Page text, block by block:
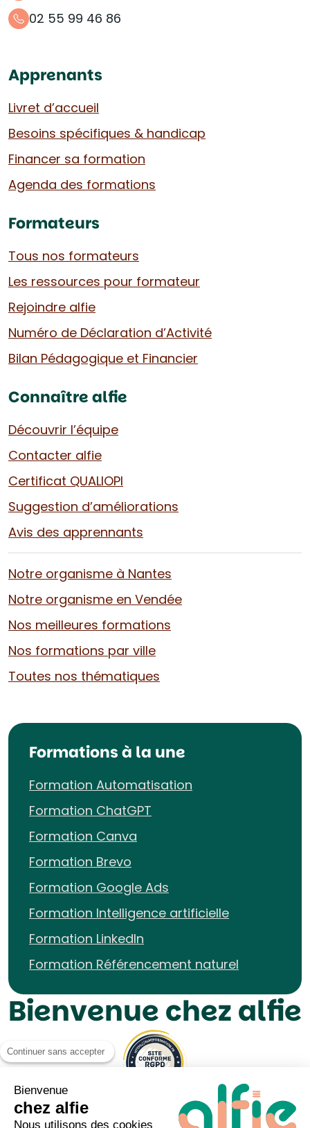
02 55 99 46 86
Apprenants
Livret d’accueil
Besoins spécifiques & handicap
Financer sa formation
Agenda des formations
Formateurs
Tous nos formateurs
Les ressources pour formateur
Rejoindre alfie
Numéro de Déclaration d’Activité
Bilan Pédagogique et Financier
Connaître alfie
Découvrir l’équipe
Contacter alfie
Certificat QUALIOPI
Suggestion d’améliorations
Avis des apprennants
Notre organisme à Nantes
Notre organisme en Vendée
Nos meilleures formations
Nos formations par ville
Toutes nos thématiques
Formations à la une
Formation Automatisation
Formation ChatGPT
Formation Canva
Formation Brevo
Formation Google Ads
Formation Intelligence artificielle
Formation LinkedIn
Formation Référencement naturel
Bienvenue chez alfie
Continuer sans accepter
Bienvenue
chez alfie
Nous utilisons des cookies